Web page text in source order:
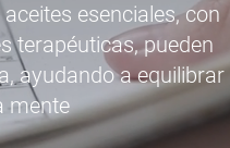
esenciales, con
terapéuticas, pueden
ayudando a equilibrar
mente